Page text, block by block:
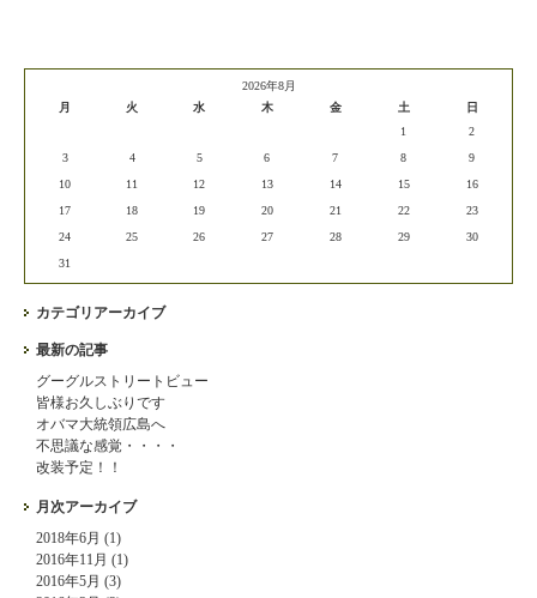
2026年8月
月
火 水 木 金 土
日
1
2
3
4 5 6 7 8
9
10
11 12 13 14 15
16
17
18 19 20 21 22
23
24
25 26 27 28 29
30
31
カテゴリアーカイブ
最新の記事
グーグルストリートビュー
皆様お久しぶりです
オバマ大統領広島へ
不思議な感覚・・・・
改装予定！！
月次アーカイブ
2018年6月 (1)
2016年11月 (1)
2016年5月 (3)